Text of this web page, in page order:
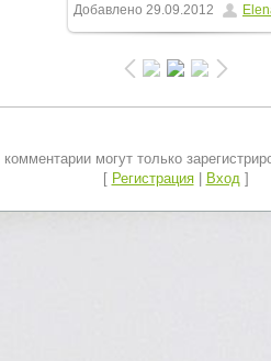
800x600/ 185.4Kb
Добавлено 29.09.2012
могут только
[ Регистрация| Вход]